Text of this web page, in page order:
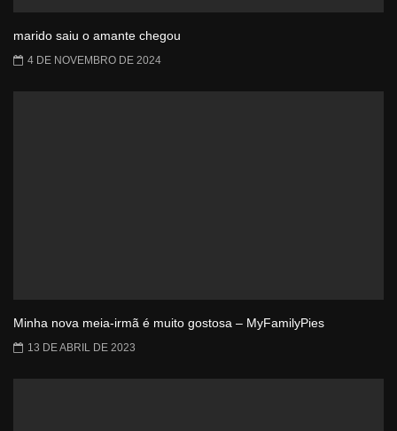
marido saiu o amante chegou
4 DE NOVEMBRO DE 2024
Minha nova meia-irmã é muito gostosa – MyFamilyPies
13 DE ABRIL DE 2023